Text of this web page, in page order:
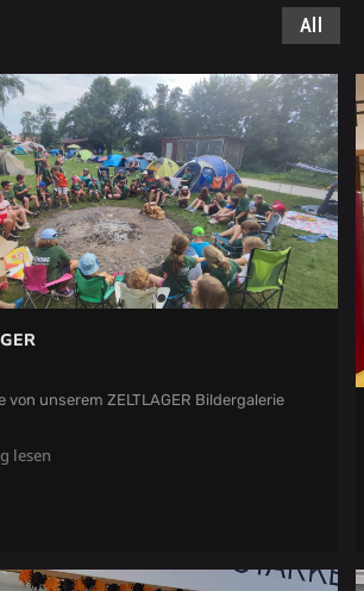
All
von unserem ZELTLAGER Bildergalerie
lesen